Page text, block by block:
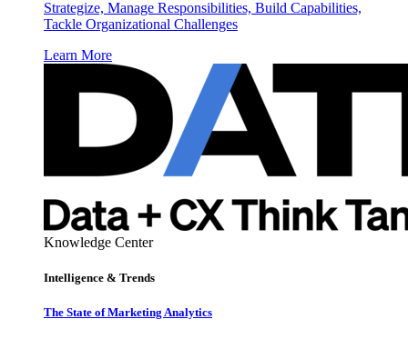
Strategize, Manage Responsibilities, Build Capabilities,
Tackle Organizational Challenges
Learn More
Knowledge Center
Intelligence & Trends
The State of Marketing Analytics